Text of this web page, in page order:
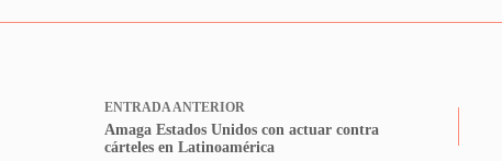
ENTRADAANTERIOR
Amaga Estados Unidos con actuar contra
cárteles en Latinoamérica